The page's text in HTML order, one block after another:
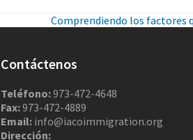
Comprendiendo los factores
Contáctenos
Teléfono:973-472-4648
Fax:973-472-4889
Email: info@iacoimmigration.org
Dirección: